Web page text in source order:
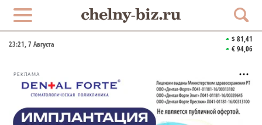
23:21, 7 Августа
$ 81,41
€ 94,06
РЕКЛАМА